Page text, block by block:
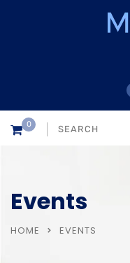
0
Events
HOME EVENTS